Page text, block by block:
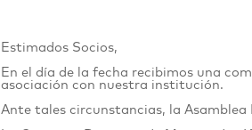
Estimados Socios,
En el día de la fecha recibimos una
asociación con nuestra institución.
Ante tales circunstancias, la